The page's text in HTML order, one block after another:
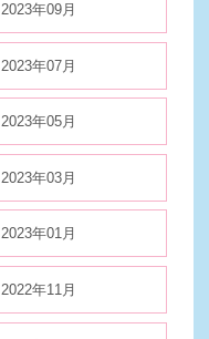
2023年09月
2023年07月
2023年05月
2023年03月
2023年01月
2022年11月